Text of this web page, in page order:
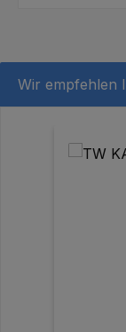
Wir empfehlen